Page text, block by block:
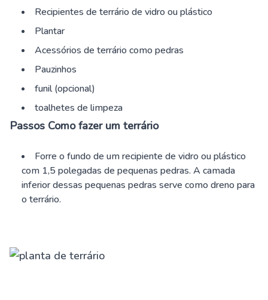
Recipientes de terrário de vidro ou plástico
Plantar
Acessórios de terrário como pedras
Pauzinhos
funil (opcional)
toalhetes de limpeza
Passos Como fazer um terrário
Forre o fundo de um recipiente de vidro ou plástico
com 1,5 polegadas de pequenas pedras. A camada
inferior dessas pequenas pedras serve como dreno para
o terrário.